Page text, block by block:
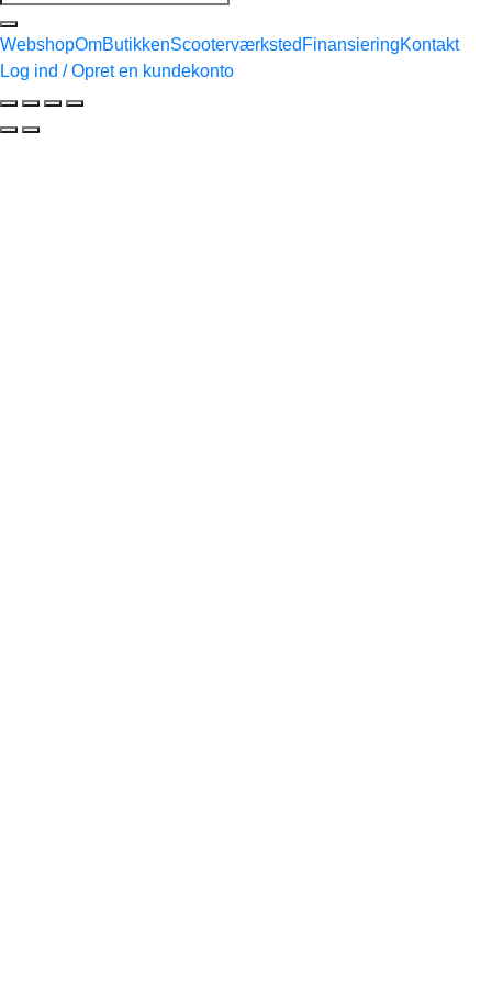
efter:
WebshopOmButikkenScooterværksted FinansieringKontakt
Log ind / Opret en kundekonto